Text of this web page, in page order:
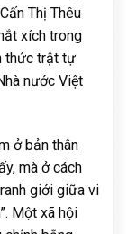
Thị Thêu
xích trong
thức trật tự
nước Việt
ở bản thân
mà ở cách
giới giữa vi
Một xã hội